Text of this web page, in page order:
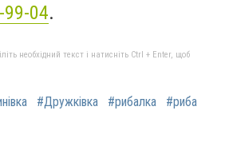
04.
необхідний текст і натисніть Ctrl + Enter, щоб
#Дружківка #рибалка
#риба